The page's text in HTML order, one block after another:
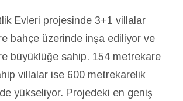
Evleri projesinde 3+1 villalar
bahçe üzerinde inşa ediliyor ve
büyüklüğe sahip. 154 metrekare
villalar ise 600 metrekarelik
yükseliyor. Projedeki en geniş